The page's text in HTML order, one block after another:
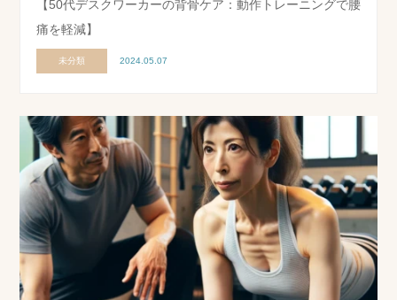
【50代デスクワーカーの背骨ケア：動作トレーニングで腰
痛を軽減】
未分類 2024.05.07